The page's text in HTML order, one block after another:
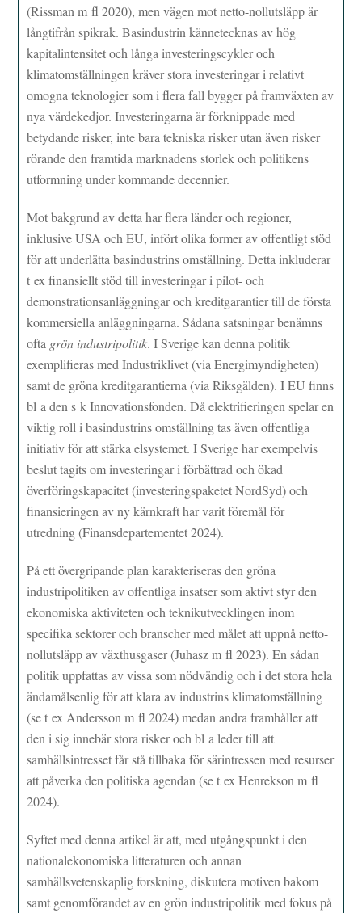
(Rissman m fl 2020), men vägen mot netto-nollutsläpp är
långtifrån spikrak. Basindustrin kännetecknas av hög
kapitalintensitet och långa investeringscykler och
klimatomställningen kräver stora investeringar i relativt
omogna teknologier som i flera fall bygger på framväxten av
nya värdekedjor. Investeringarna är förknippade med
betydande risker, inte bara tekniska risker utan även risker
rörande den framtida marknadens storlek och politikens
utformning under kommande decennier.
Mot bakgrund av detta har flera länder och regioner,
inklusive USA och EU, infört olika former av offentligt stöd
för att underlätta basindustrins omställning. Detta inkluderar
t ex finansiellt stöd till investeringar i pilot- och
demonstrationsanläggningar och kreditgarantier till de första
kommersiella anläggningarna. Sådana satsningar benämns
ofta grön industripolitik. I Sverige kan denna politik
exemplifieras med Industriklivet (via Energimyndigheten)
samt de gröna kreditgarantierna (via Riksgälden). I EU finns
bl a den s k Innovationsfonden. Då elektrifieringen spelar en
viktig roll i basindustrins omställning tas även offentliga
initiativ för att stärka elsystemet. I Sverige har exempelvis
beslut tagits om investeringar i förbättrad och ökad
överföringskapacitet (investeringspaketet NordSyd) och
finansieringen av ny kärnkraft har varit föremål för
utredning (Finansdepartementet 2024).
På ett övergripande plan karakteriseras den gröna
industripolitiken av offentliga insatser som aktivt styr den
ekonomiska aktiviteten och teknikutvecklingen inom
specifika sektorer och branscher med målet att uppnå netto-
nollutsläpp av växthusgaser (Juhasz m fl 2023). En sådan
politik uppfattas av vissa som nödvändig och i det stora hela
ändamålsenlig för att klara av industrins klimatomställning
(se t ex Andersson m fl 2024) medan andra framhåller att
den i sig innebär stora risker och bl a leder till att
samhällsintresset får stå tillbaka för särintressen med resurser
att påverka den politiska agendan (se t ex Henrekson m fl
2024).
Syftet med denna artikel är att, med utgångspunkt i den
nationalekonomiska litteraturen och annan
samhällsvetenskaplig forskning, diskutera motiven bakom
samt genomförandet av en grön industripolitik med fokus på